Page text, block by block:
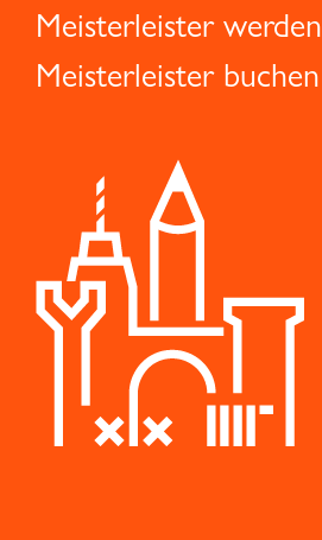
Meisterleister werden
Meisterleister buchen